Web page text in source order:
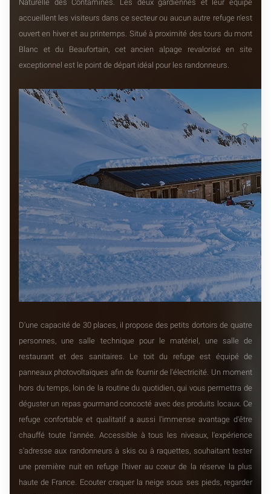
Naturelle des Contamines. Les deux gardiennes et leur équipe
accueillent les visiteurs dans ce secteur ou aucun autre refuge n'est
ouvert en hiver et au printemps. Situé à proximité des tours du mont
Blanc et du Beaufortain, cet ancien alpage revalorisé en site
exceptionnel est le point de départ idéal pour les randonneurs.
D'une capacité de 30 places, il propose des petits dortoirs de quatre
personnes, une salle technique pour le matériel, une salle de
restaurant et des sanitaires. Le toit du refuge est équipé de
panneaux photovoltaïques afin de fournir de l'électricité. Un moment
hors du temps, loin de la routine du quotidien, qui vous permettra de
déguster un repas gourmand concocté avec des produits locaux. Ce
refuge confortable et qualitatif a aussi l'immense avantage d'être
chauffé toute l'année. Accessible à tous les niveaux, l'expérience
s'adresse aux randonneurs à skis ou à raquettes, souhaitant tester
une première nuit en refuge l'hiver au coeur de la réserve la plus
haute de France. Ecouter craquer la neige sous ses pieds, regarder